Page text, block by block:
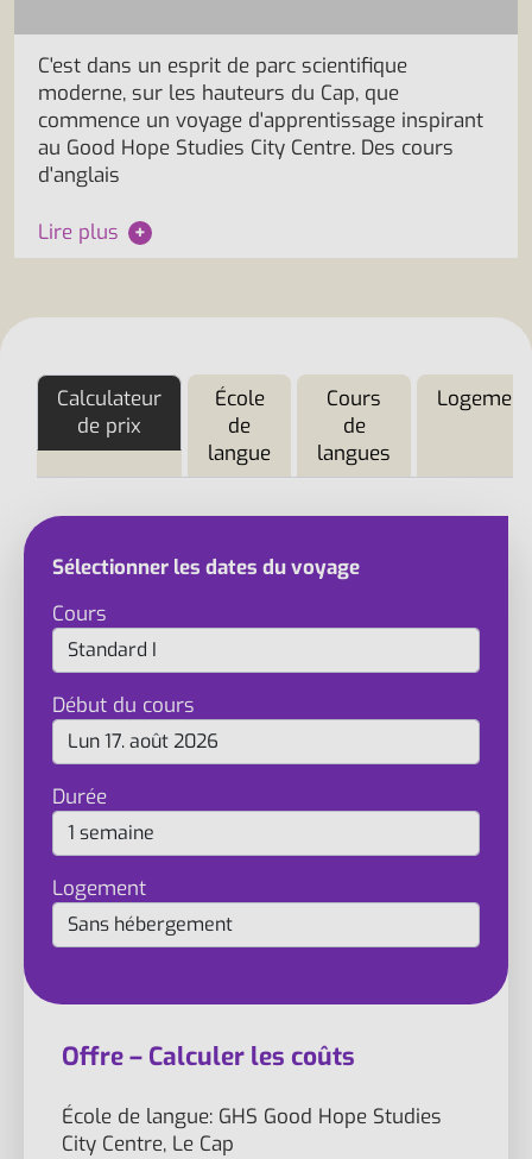
C'est dans un esprit de parc scientifique
moderne, sur les hauteurs du Cap, que
commence un voyage d'apprentissage inspirant
au Good Hope Studies City Centre. Des cours
d'anglais
Lire plus +
Calculateur
de prix
École
de
langue
Cours
de
langues
Logement
Sélectionner les dates du voyage
Cours
Début du cours
Durée
Logement
Offre – Calculer les coûts
École de langue: GHS Good Hope Studies
City Centre, Le Cap